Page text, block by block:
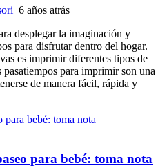
6 años atrás
desplegar la imaginación y
para disfrutar dentro del hogar.
es imprimir diferentes tipos de
para imprimir son una
de manera fácil, rápida y
para bebé: toma nota